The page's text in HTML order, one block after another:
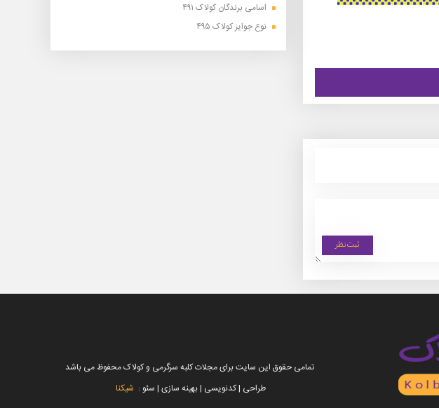
اسامی برندگان کولاک ۴۹۱
نوع جوایز کولاک ۴۹۵
تمامی حقوق این سایت برای مجلات کلبه سرگرمی و کولاک محفوظ می باشد
طراحی | کدنویسی | بهینه سازی | سئو : شیکنا